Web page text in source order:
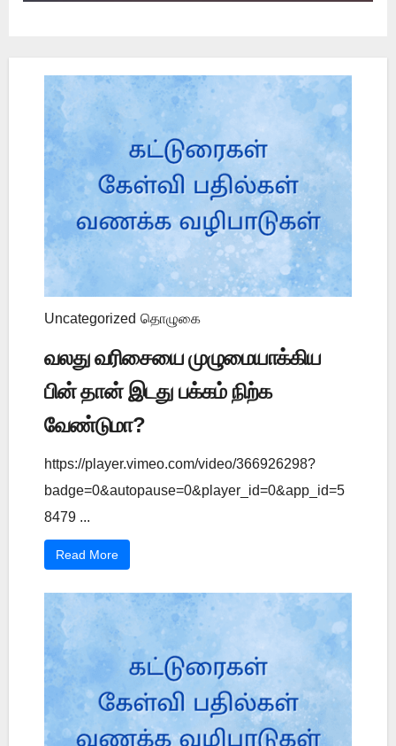
Uncategorized தொழுகை
வலது வரிசையை முழுமையாக்கிய
பின் தான் இடது பக்கம் நிற்க
வேண்டுமா?
https://player.vimeo.com/video/366926298?
badge=0&autopause=0&player_id=0&app_id=5
8479 ...
Read More